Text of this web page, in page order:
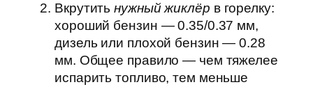
Вкрутитьнужный жиклёр в горелку:
хороший бензин — 0.35/0.37 мм,
дизель или плохой бензин — 0.28
мм. Общее правило — чем тяжелее
испарить топливо, тем меньше